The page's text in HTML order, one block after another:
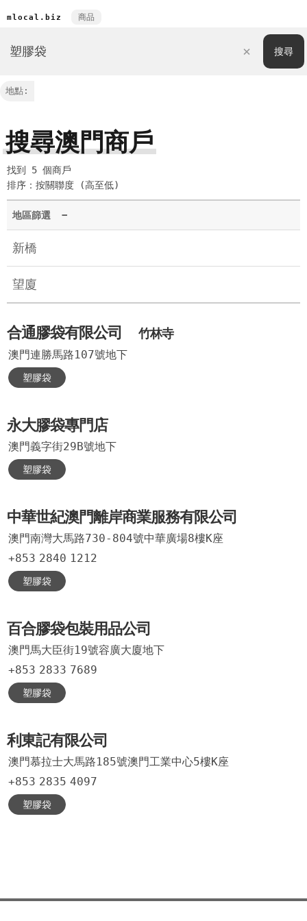
mlocal.biz 商品
地點:
搜尋澳門商戶
找到 5 個商戶
排序：按關聯度 (高至低)
地區篩選 −
新橋
望廈
合通膠袋有限公司 竹林寺
澳門連勝馬路107號地下
塑膠袋
永大膠袋專門店
澳門義字街29B號地下
塑膠袋
中華世紀澳門離岸商業服務有限公司
澳門南灣大馬路730-804號中華廣場8樓K座
+853 2840 1212
塑膠袋
百合膠袋包裝用品公司
澳門馬大臣街19號容廣大廈地下
+853 2833 7689
塑膠袋
利東記有限公司
澳門慕拉士大馬路185號澳門工業中心5樓K座
+853 2835 4097
塑膠袋